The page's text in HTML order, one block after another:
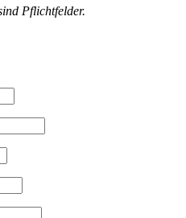
Pflichtfelder.